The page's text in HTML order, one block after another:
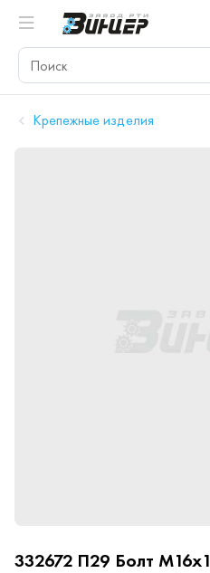
Крепежные изделия
332672 П29 Болт